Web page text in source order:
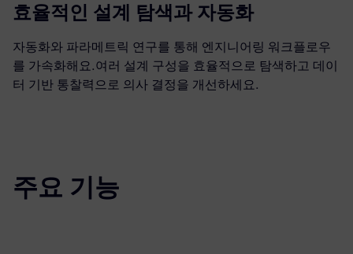
효율적인 설계 탐색과 자동화
자동화와 파라메트릭 연구를 통해 엔지니어링 워크플로우
를 가속화해요.여러 설계 구성을 효율적으로 탐색하고 데이
터 기반 통찰력으로 의사 결정을 개선하세요.
주요 기능